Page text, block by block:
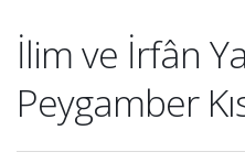
İlim ve İrfân
Peygamber